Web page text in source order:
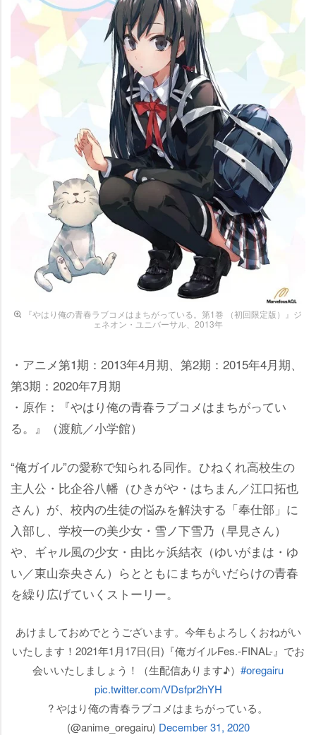
『やはり俺の青春ラブコメはまちがっている。第1巻 （初回限定版）』ジ
ェネオン・ユニバーサル、2013年
・アニメ第1期：2013年4月期、第2期：2015年4月期、
第3期：2020年7月期
・原作：『やはり俺の青春ラブコメはまちがってい
る。』（渡航／小学館）
“俺ガイル”の愛称で知られる同作。ひねくれ高校生の
主人公・比企谷八幡（ひきがや・はちまん／江口拓也
さん）が、校内の生徒の悩みを解決する「奉仕部」に
入部し、学校一の美少女・雪ノ下雪乃（早見さん）
、ギャル風の少女・由比ヶ浜結衣（ゆいがまは・ゆ
い／東山奈央さん）らとともにまちがいだらけの青春
を繰り広げていくストーリー。
あけましておめでとうございます。今年もよろしくおねがい
いたします！2021年1月17日(日)『俺ガイルFes.-FINAL-』でお
会いいたしましょう！（生配信あります♪） #oregairu
pic.twitter.com/VDsfpr2hYH
? やはり俺の青春ラブコメはまちがっている。
(@anime_oregairu) December 31, 2020